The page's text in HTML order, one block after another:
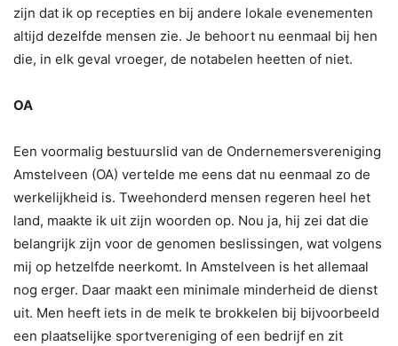
zijn dat ik op recepties en bij andere lokale evenementen
altijd dezelfde mensen zie. Je behoort nu eenmaal bij hen
die, in elk geval vroeger, de notabelen heetten of niet.
OA
Een voormalig bestuurslid van de Ondernemersvereniging
Amstelveen (OA) vertelde me eens dat nu eenmaal zo de
werkelijkheid is. Tweehonderd mensen regeren heel het
land, maakte ik uit zijn woorden op. Nou ja, hij zei dat die
belangrijk zijn voor de genomen beslissingen, wat volgens
mij op hetzelfde neerkomt. In Amstelveen is het allemaal
nog erger. Daar maakt een minimale minderheid de dienst
uit. Men heeft iets in de melk te brokkelen bij bijvoorbeeld
een plaatselijke sportvereniging of een bedrijf en zit